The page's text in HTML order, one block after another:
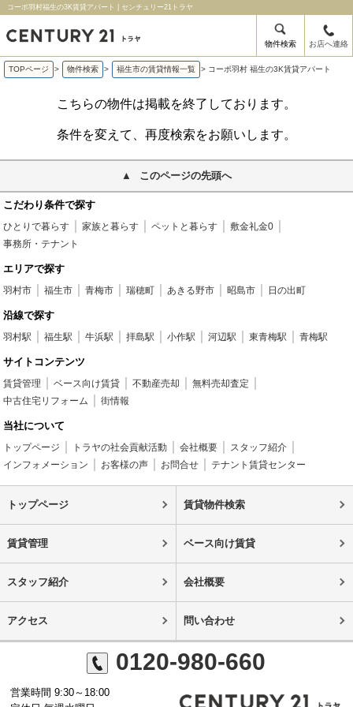
コーポ羽村福生の3K賃貸アパート | センチュリー21トラヤ
物件検索 お店へ連絡
TOPページ > 物件検索 > 福生市の賃貸情報一覧 > コーポ羽村 福生の3K賃貸アパート
こちらの物件は掲載を終了しております。
条件を変えて、再度検索をお願いします。
このページの先頭へ
こだわり条件で探す
ひとりで暮らす 家族と暮らす ペットと暮らす
敷金礼金0
事務所・テナント
エリアで探す
羽村市 福生市 青梅市 瑞穂町 あきる野市 昭島市 日の出町
沿線で探す
羽村駅 福生駅 牛浜駅 拝島駅 小作駅 河辺駅 東青梅駅 青梅駅
サイトコンテンツ
賃貸管理 ベース向け賃貸 不動産売却
無料売却査定
中古住宅リフォーム
街情報
当社について
トップページ トラヤの社会貢献活動 会社概要
スタッフ紹介
インフォメーション
お客様の声 お問合せ テナント賃貸センター
トップページ 賃貸物件検索
賃貸管理 ベース向け賃貸
スタッフ紹介 会社概要
アクセス 問い合わせ
0120-980-660
営業時間 9:30～18:00